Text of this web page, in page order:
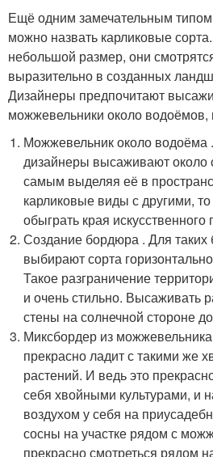
Ещё одним замечательным
можно назвать карликовые
небольшой размер, они
выразительно в созданных
Дизайнеры предпочитают
можжевельники около водоёмов,
Можжевельник около водоёма
дизайнеры высаживают около
самым выделяя её в
карликовые виды с другими,
обыграть края искусственного
Создание бордюра . Для
выбирают сорта
Такое разграничение
и очень стильно. Высаживать
стены на солнечной стороне
Миксбордер из
прекрасно ладит с такими же
растений. И ведь это
себя хвойными культурами, и
воздухом у себя на
сосны на участке рядом с
прекрасно смотреться рядом